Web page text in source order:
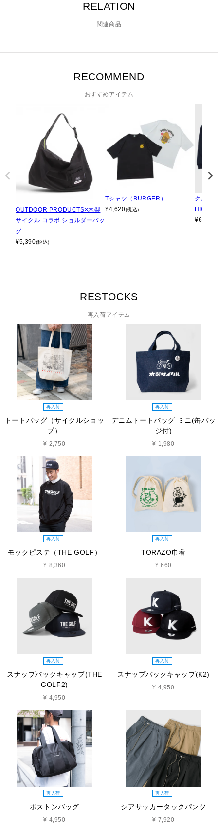
RELATION
関連商品
RECOMMEND
おすすめアイテム
OUTDOOR PRODUCTS×木梨
サイクル コラボ ショルダーバッ
グ
¥5,390(税込)
Tシャツ（BURGER）
¥4,620(税込)
クルー
¥6,050
RESTOCKS
再入荷アイテム
再入荷
トートバッグ（サイクルショッ
プ）
¥ 2,750
再入荷
デニムトートバッグ ミニ(缶バッ
ジ付)
¥ 1,980
再入荷
モックピステ（THE GOLF）
¥ 8,360
再入荷
TORAZO巾着
¥ 660
再入荷
スナップバックキャップ(THE
GOLF2)
¥ 4,950
再入荷
スナップバックキャップ(K2)
¥ 4,950
再入荷
ボストンバッグ
¥ 4,950
再入荷
シアサッカータックパンツ
¥ 7,920